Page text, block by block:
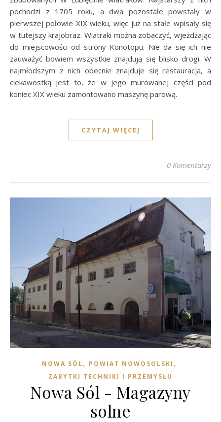
pochodzi z 1705 roku, a dwa pozostałe powstały w
pierwszej połowie XIX wieku, więc już na stałe wpisały się
w tutejszy krajobraz. Wiatraki można zobaczyć, wjeżdżając
do miejscowości od strony Konotopu. Nie da się ich nie
zauważyć bowiem wszystkie znajdują się blisko drogi. W
najmłodszym z nich obecnie znajduje się restauracja, a
ciekawostką jest to, że w jego murowanej części pod
koniec XIX wieku zamontowano maszynę parową.
CZYTAJ WIĘCEJ
0 Komentarzy
NOWA SÓL, POWIAT NOWOSOLSKI ,
ZABYTKI TECHNIKI I PRZEMYSŁU
Nowa Sól - Magazyny
solne